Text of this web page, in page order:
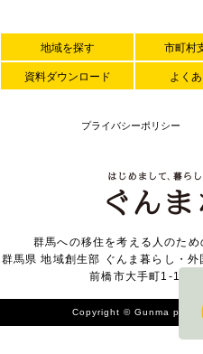
地域を探す 市町村
資料ダウンロード よく
プライバシーポリシー
群馬への移住を考える人のた
群馬県 地域創生部 ぐんま暮らし・
前橋市大手町1-1-
Copyright © Gunma